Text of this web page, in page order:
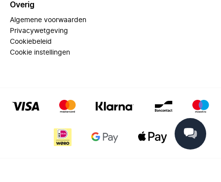
Overig
Algemene voorwaarden
Privacywetgeving
Cookiebeleid
Cookie instellingen